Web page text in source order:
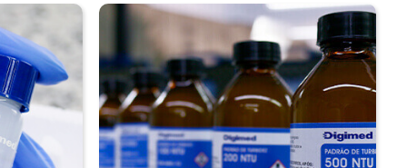
de
um único instrumento
portátil